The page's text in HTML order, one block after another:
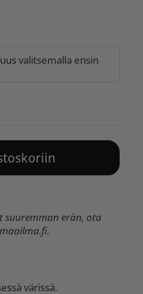
valitsemalla ensin
suuremman erän, ota
.
värissä.